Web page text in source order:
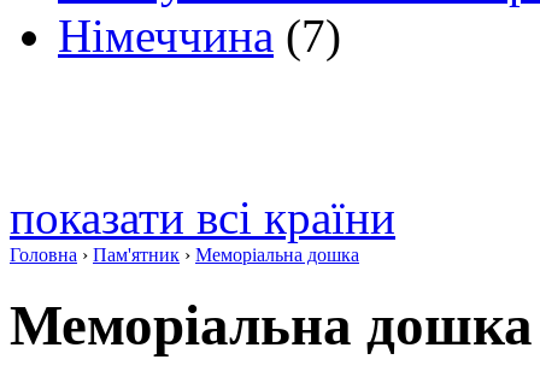
Німеччина (7)
показати всі країни
Головна › Пам'ятник › Меморіальна дошка
Меморіальна